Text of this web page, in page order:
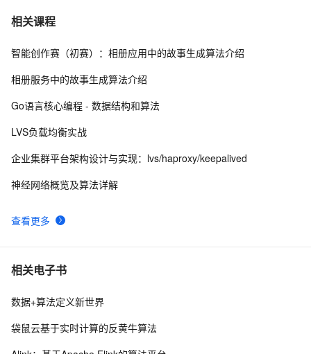
7 重启fastdfs脚本，前端lvs
8 LVS原理详解
10再来，LVS+KEEPALIVED
相关课程
查看更多
智能创作赛（初赛）：相册应用中的故事生成算法介绍
相册服务中的故事生成算法介绍
Go语言核心编程 - 数据结构和算法
LVS负载均衡实战
企业集群平台架构设计与实现：lvs/haproxy/keepalived
神经网络概览及算法详解
相关电子书
数据+算法定义新世界
袋鼠云基于实时计算的反黄牛算法